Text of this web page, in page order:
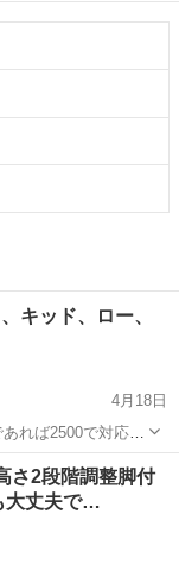
キッド、ロー、
4月18日
れば2500で対応さ
さ2段階調整脚付
大丈夫で…